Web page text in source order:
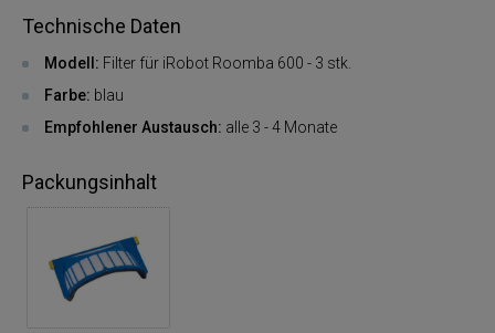
Technische Daten
Modell: Filter für iRobot Roomba 600 - 3 stk.
Farbe: blau
Empfohlener Austausch: alle 3 - 4 Monate
Packungsinhalt